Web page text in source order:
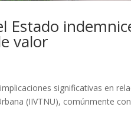
Estado
valor
significativas en
(IIVTNU), comúnmente